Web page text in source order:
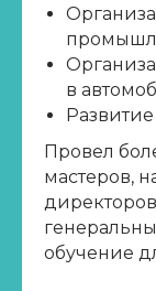
в
Провел
мастеров,
обучение